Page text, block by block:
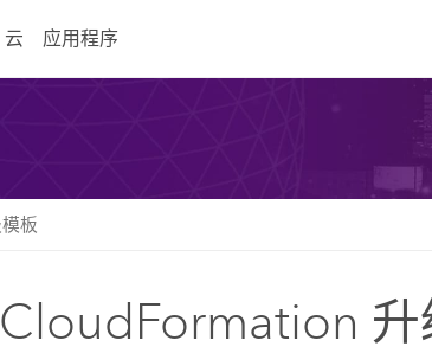
云 应用程序
板
升